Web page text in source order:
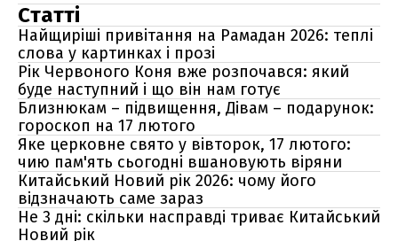
Статті
Найщиріші привітання на Рамадан 2026: теплі
слова у картинках і прозі
Рік Червоного Коня вже розпочався: який
буде наступний і що він нам готує
Близнюкам – підвищення, Дівам – подарунок:
гороскоп на 17 лютого
Яке церковне свято у вівторок, 17 лютого:
чию пам'ять сьогодні вшановують віряни
Китайський Новий рік 2026: чому його
відзначають саме зараз
Не 3 дні: скільки насправді триває Китайський
Новий рік